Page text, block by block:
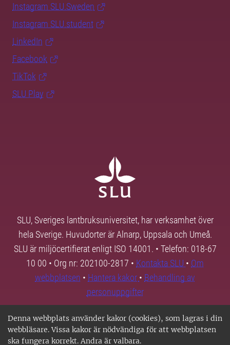
Denna webbplats använder kakor (cookies), som lagras i din
webbläsare. Vissa kakor är nödvändiga för att webbplatsen
ska fungera korrekt. Andra är valbara.
Instagram SLU.Sweden
Instagram SLU.student
LinkedIn
Facebook
TikTok
SLU Play
SLU, Sveriges lantbruksuniversitet, har verksamhet över
hela Sverige. Huvudorter är Alnarp, Uppsala och Umeå.
SLU är miljöcertifierat enligt ISO 14001. • Telefon: 018-67
10 00 • Org nr: 202100-2817 • Kontakta SLU • Om
webbplatsen • Hantera kakor • Behandling av
personuppgifter